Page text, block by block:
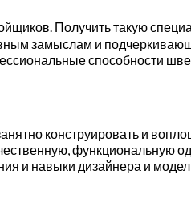
Получить такую
замыслам и
способности
конструировать и
функциональную
и навыки дизайнера и